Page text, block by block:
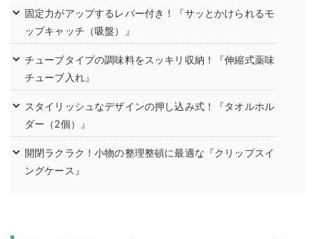
固定力がアップするレバー付き！『サッとかけられるモ
ップキャッチ（吸盤）』
チューブタイプの調味料をスッキリ収納！『伸縮式薬味
チューブ入れ』
スタイリッシュなデザインの押し込み式！『タオルホル
ダー（2個）』
開閉ラクラク！小物の整理整頓に最適な『クリップスイ
ングケース』